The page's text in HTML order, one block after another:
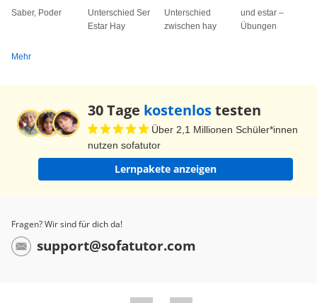
Saber, Poder
Unterschied Ser
Estar Hay
Unterschied
zwischen hay
und estar –
Übungen
Mehr
30 Tage kostenlostesten
Über 2,1 Millionen Schüler*innen
nutzen sofatutor
Lernpakete anzeigen
Fragen? Wir sind für dich da!
support@sofatutor.com